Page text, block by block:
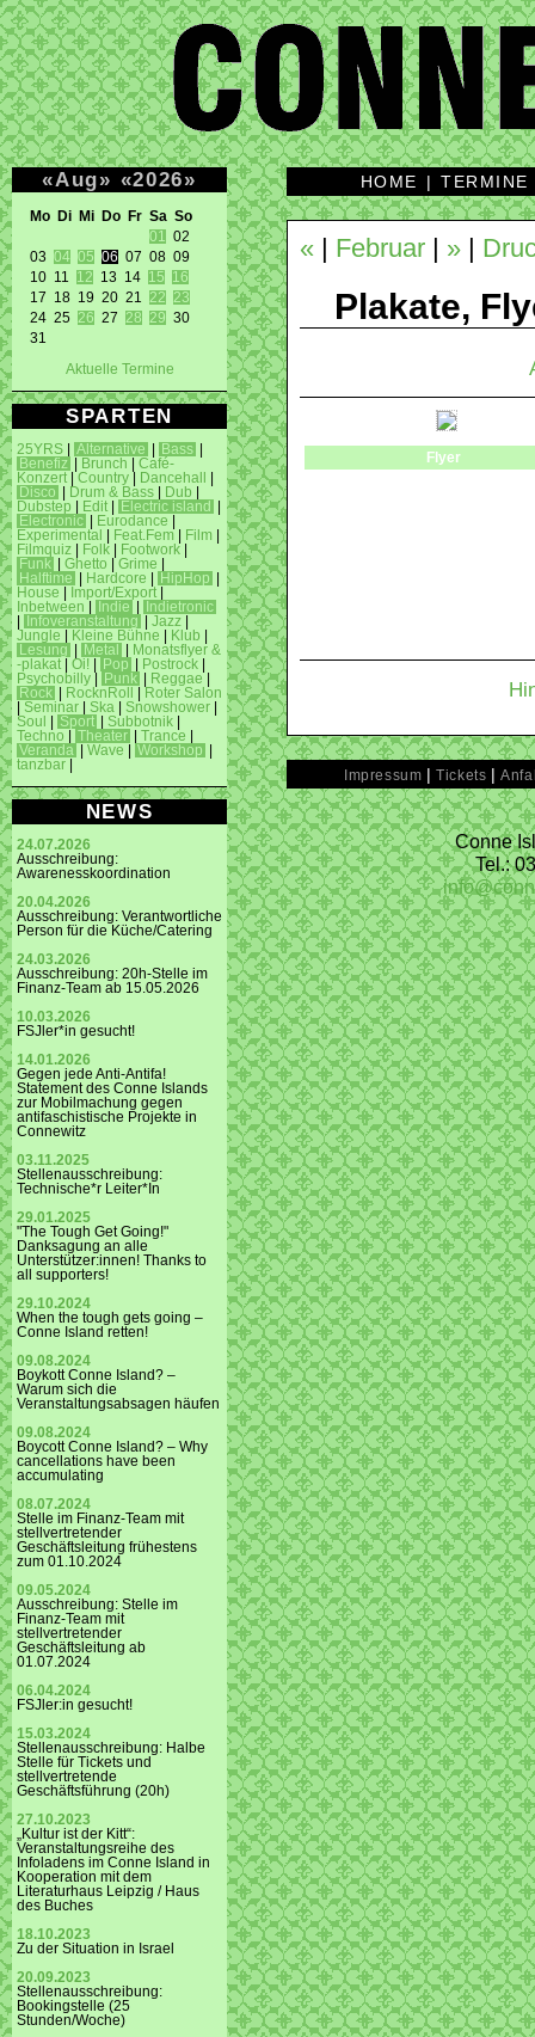
«Aug» «2026»
Mo Di Mi Do Fr Sa So
01
02
03 04 05 06 07 08 09
10 11 12 13 14 15
16
17 18 19 20 21 22
23
24 25 26 27 28 29 30
31
Aktuelle Termine
SPARTEN
25YRS Alternative Bass
Benefiz
Brunch
Café-
Konzert
Country Dancehall
Disco
Drum & Bass Dub
Dubstep
Edit Electric island
Electronic
Eurodance
Experimental
Feat.Fem Film
Filmquiz
Folk Footwork
Funk
Ghetto Grime
Halftime
Hardcore HipHop
House
Import/Export
Inbetween
Indie
Indietronic
Infoveranstaltung Jazz
Jungle
Kleine Bühne Klub
Lesung
Metal
Monatsflyer &
-plakat
Oi! Pop Postrock
Psychobilly
Punk Reggae
Rock
RocknRoll
Roter Salon
Seminar Ska Snowshower
Soul
Sport Subbotnik
Techno
Theater Trance
Veranda
Wave Workshop
tanzbar
NEWS
24.07.2026
Ausschreibung:
Awarenesskoordination
20.04.2026
Ausschreibung: Verantwortliche
Person für die Küche/Catering
24.03.2026
Ausschreibung: 20h-Stelle im
Finanz-Team ab 15.05.2026
10.03.2026
FSJler*in gesucht!
14.01.2026
Gegen jede Anti-Antifa!
Statement des Conne Islands
zur Mobilmachung gegen
antifaschistische Projekte in
Connewitz
03.11.2025
Stellenausschreibung:
Technische*r Leiter*In
29.01.2025
"The Tough Get Going!"
Danksagung an alle
Unterstützer:innen! Thanks to
all supporters!
29.10.2024
When the tough gets going –
Conne Island retten!
09.08.2024
Boykott Conne Island? –
Warum sich die
Veranstaltungsabsagen häufen
09.08.2024
Boycott Conne Island? – Why
cancellations have been
accumulating
08.07.2024
Stelle im Finanz-Team mit
stellvertretender
Geschäftsleitung frühestens
zum 01.10.2024
09.05.2024
Ausschreibung: Stelle im
Finanz-Team mit
stellvertretender
Geschäftsleitung ab
01.07.2024
06.04.2024
FSJler:in gesucht!
15.03.2024
Stellenausschreibung: Halbe
Stelle für Tickets und
stellvertretende
Geschäftsführung (20h)
27.10.2023
„Kultur ist der Kitt“:
Veranstaltungsreihe des
Infoladens im Conne Island in
Kooperation mit dem
Literaturhaus Leipzig / Haus
des Buches
18.10.2023
Zu der Situation in Israel
20.09.2023
Stellenausschreibung:
Bookingstelle (25
Stunden/Woche)
HOME |TERMINE
« Februar »
Plakate,
Flyer
Impressum |Tickets |
Conne
Tel.: